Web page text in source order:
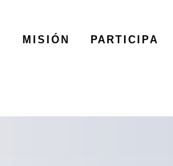
MISIÓN PARTICIPA